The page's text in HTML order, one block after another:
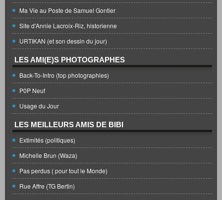
Ma Vie au Poste de Samuel Gontier
Site d'Annie Lacroix-Riz, historienne
URTIKAN (et son dessin du jour)
LES AMI(E)S PHOTOGRAPHES
Back-To-Intro (top photographies)
P0P Neuf
Usage du Jour
LES MEILLEURS AMIS DE BIBI
Extimités (politiques)
Michelle Brun (Waza)
Pas perdus ( pour tout le Monde)
Rue Affre (TG Bertin)